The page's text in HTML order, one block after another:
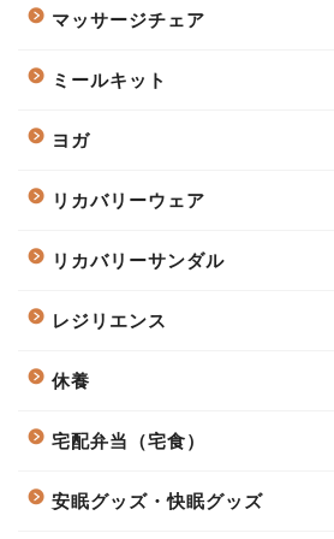
マッサージチェア
ミールキット
ヨガ
リカバリーウェア
リカバリーサンダル
レジリエンス
休養
宅配弁当（宅食）
安眠グッズ・快眠グッズ